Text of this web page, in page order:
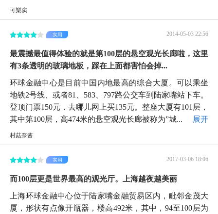
可樂窦
2014-05-03 22:56
实用
最震撼最值得体验的就是第100层的悬空观光长廊啦，这里
有3条透明的玻璃地板，踩在上面都害怕会掉...
环球金融中心是目前中国内地最高的综合大厦。可以乘坐
地铁2号线、或者81、583、797路公交车到陆家嘴站下车。
登顶门票150元，去哪儿网上买135元。整座大厦有101层，
其中第100层，高474米的悬空观光长廊被称为”城...
展开
村菇奈酱
2017-03-06 18:06
实用
而100层更是世界最高的观光厅。上海越夜越美丽
上海环球金融中心位于陆家嘴金融贸易区内，毗邻金茂大
厦，形状有点像开瓶器，楼高492米，其中，94至100层为